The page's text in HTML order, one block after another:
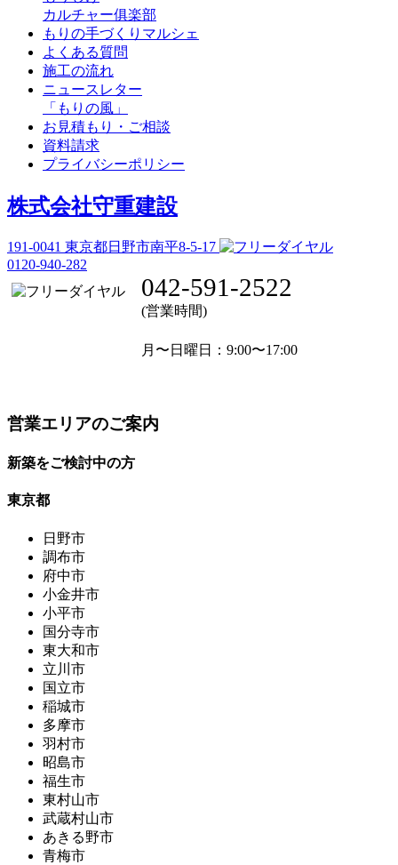
カルチャー俱楽部
もりの手づくりマルシェ
よくある質問
施工の流れ
ニュースレター
「もりの風」
お見積もり・ご相談
資料請求
プライバシーポリシー
株式会社守重建設
191-0041 東京都日野市南平8-5-17
0120-940-282
042-591-2522
(営業時間)
月〜日曜日 ：9:00〜17:00
営業エリアのご案内
新築をご検討中の方
東京都
日野市
調布市
府中市
小金井市
小平市
国分寺市
東大和市
立川市
国立市
稲城市
多摩市
羽村市
昭島市
福生市
東村山市
武蔵村山市
あきる野市
青梅市